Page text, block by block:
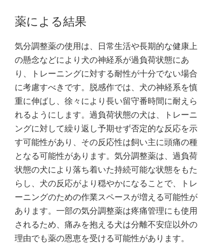
薬による結果
気分調整薬の使用は、日常生活や長期的な健康上
の懸念などにより犬の神経系が過負荷状態にあ
り、トレーニングに対する耐性が十分でない場合
に考慮すべきです。脱感作では、犬の神経系を慎
重に伸ばし、徐々により長い留守番時間に耐えら
れるようにします。過負荷状態の犬は、トレーニ
ングに対して繰り返し予期せず否定的な反応を示
す可能性があり、その反応性は飼い主に頭痛の種
となる可能性があります。気分調整薬は、過負荷
状態の犬により落ち着いた持続可能な状態をもた
らし、犬の反応がより穏やかになることで、トレ
ーニングのための作業スペースが増える可能性が
あります。一部の気分調整薬は疼痛管理にも使用
されるため、痛みを抱える犬は分離不安症以外の
理由でも薬の恩恵を受ける可能性があります。